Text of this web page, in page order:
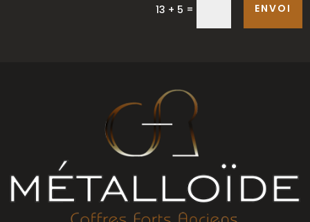
13 + 5 = ENVOI